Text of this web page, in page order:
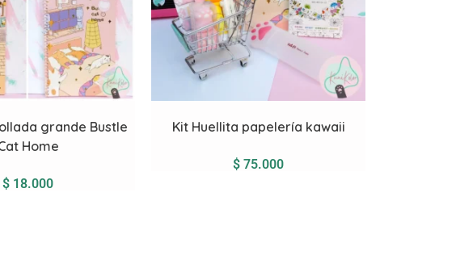
grande Bustle
Home
$ 18.000
Kit Huellita papelería kawaii
$ 75.000